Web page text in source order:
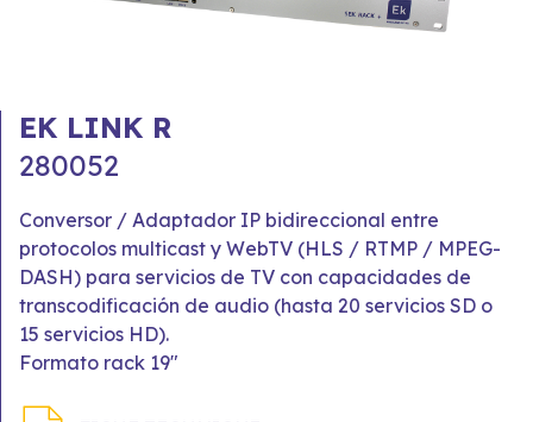
EK LINK R
280052
Conversor / Adaptador IP bidireccional entre
protocolos multicast y WebTV (HLS / RTMP / MPEG-
DASH) para servicios de TV con capacidades de
transcodificación de audio (hasta 20 servicios SD o
15 servicios HD).
Formato rack 19"